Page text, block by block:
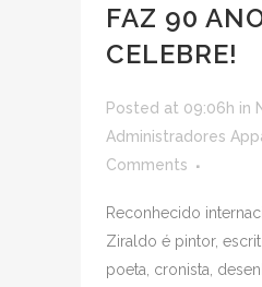
FAZ 90
CELEBRE!
Posted at 09:06h in
Administradores
Comments
Reconhecido
Ziraldo é pintor,
poeta, cronista,